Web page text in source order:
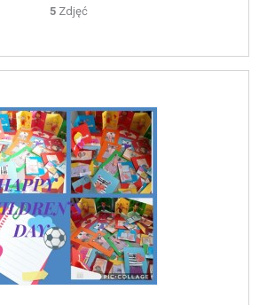
5Zdjęć